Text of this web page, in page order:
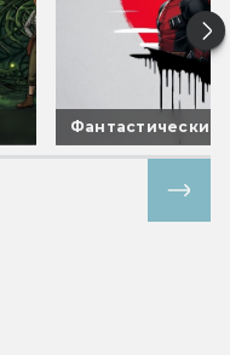
Фантастические